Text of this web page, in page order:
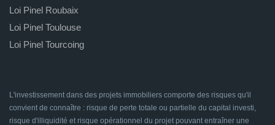
Loi Pinel Roubaix
Loi Pinel Toulouse
Loi Pinel Tourcoing
L'investissement dans des projets immobiliers comporte des risques qu'il
convient de connaître : risque de perte totale ou partielle du capital investi,
risque d'illiquidité et risque opérationnel du projet pouvant entraîner une